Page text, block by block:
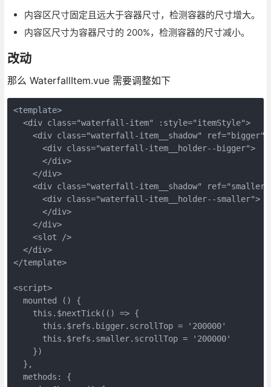
内容区尺寸固定且远大于容器尺寸，检测容器的尺寸增大。
内容区尺寸为容器尺寸的 200%，检测容器的尺寸减小。
改动
那么 WaterfallItem.vue 需要调整如下
<template>
  <div class="waterfall-item" :style="itemStyle">
<div class="waterfall-item__shadow" ref="bigger"
      <div class="waterfall-item__holder--bigger">
      </div>
    </div>
<div class="waterfall-item__shadow"
      <div class="waterfall-item__holder--smaller">
      </div>
    </div>
    <slot />
  </div>
</template>
<script>
  mounted () {
    this.$nextTick(() => {
      this.$refs.bigger.scrollTop = '200000'
      this.$refs.smaller.scrollTop = '200000'
    })
  },
  methods: {